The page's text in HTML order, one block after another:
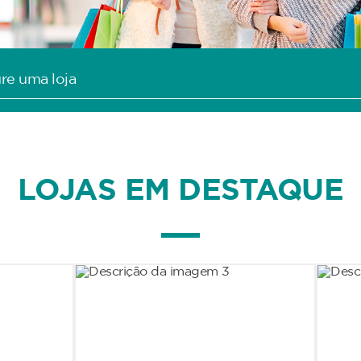
LOJAS EM DESTAQUE